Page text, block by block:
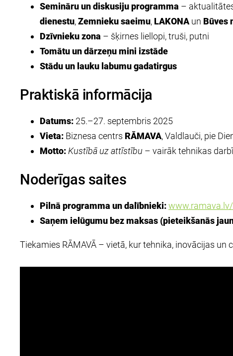
Semināru un diskusiju programma –
dienestu,Zemnieku saeimu, LAKONA un Būves
Dzīvnieku zona – šķirnes liellopi, truši, putni
Tomātu un dārzeņu mini izstāde
Stādu un lauku labumu gadatirgus
Praktiskā informācija
Datums: 25.–27. septembris 2025
Vieta: Biznesa centrs RĀMAVA, Valdlauči, pie
Motto:Kustībā uz attīstību – vairāk tehnikas
Noderīgas saites
Pilnā programma un dalībnieki:
Saņem ielūgumu bez maksas (pieteikšanās
Tiekamies RĀMAVĀ – vietā, kur tehnika, inovācijas un